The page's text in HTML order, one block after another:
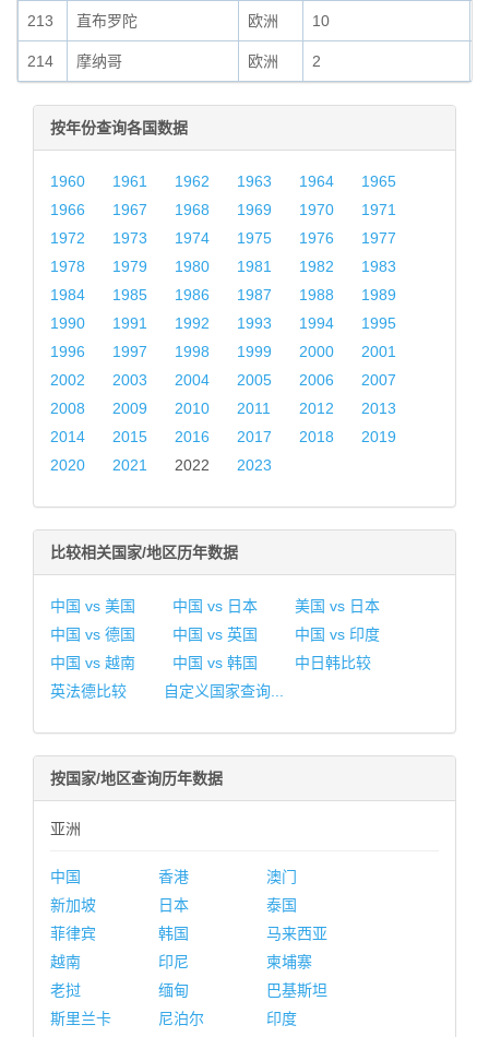
213 直布罗陀 欧洲 10
214 摩纳哥 欧洲 2
按年份查询各国数据
1960 1961 1962 1963 1964
1965
1966
1967 1968 1969 1970
1971
1972
1973 1974 1975 1976
1977
1978
1979 1980 1981 1982
1983
1984
1985 1986 1987 1988
1989
1990
1991 1992 1993 1994
1995
1996
1997 1998 1999 2000
2001
2002
2003 2004 2005 2006
2007
2008
2009 2010 2011 2012
2013
2014
2015 2016 2017 2018
2019
2020
2021 2022 2023
比较相关国家/地区历年数据
中国 vs 美国 中国 vs 日本
美国 vs 日本
中国 vs 德国
中国 vs 英国
中国 vs 印度
中国 vs 越南
中国 vs 韩国
中日韩比较
英法德比较
自定义国家查询...
按国家/地区查询历年数据
亚洲
中国 香港
澳门
新加坡
日本
泰国
菲律宾
韩国
马来西亚
越南
印尼
柬埔寨
老挝
缅甸
巴基斯坦
斯里兰卡
尼泊尔
印度